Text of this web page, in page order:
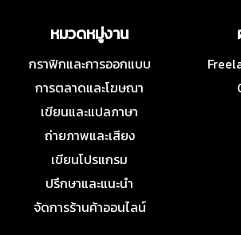
หมวดหมู่งาน
กราฟิกและการออกแบบ
การตลาดและโฆษณา
เขียนและแปลภาษา
ถ่ายภาพและเสียง
เขียนโปรแกรม
ปรึกษาและแนะนำ
จัดการร้านค้าออนไลน์